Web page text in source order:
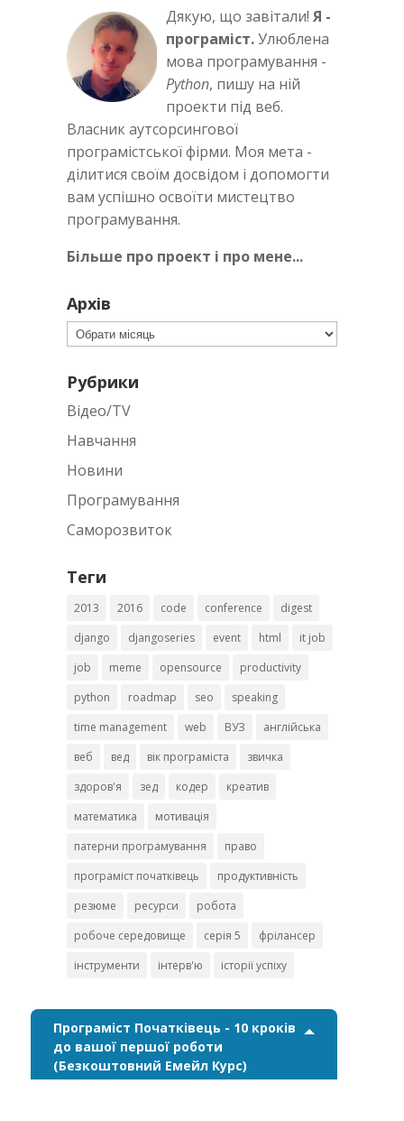
Дякую, що завітали! Я -
програміст.Улюблена
мова програмування -
Python, пишу на ній
проекти під веб.
Власник аутсорсингової
програмістської фірми. Моя мета -
ділитися своїм досвідом і допомогти
вам успішно освоїти мистецтво
програмування.
Більше про проект і про мене...
Архів
Архів
Рубрики
Відео/TV
Навчання
Новини
Програмування
Саморозвиток
Теги
2013 2016 code conference
digest
django
djangoseries event html
it job
job
meme opensource
productivity
python
roadmap seo
speaking
time management
web ВУЗ
англійська
веб
вед вік програміста
звичка
здоров'я
зед кодер
креатив
математика
мотивація
патерни програмування
право
програміст початківець
продуктивність
резюме
ресурси
робота
робоче середовище
серія 5
фрілансер
інструменти
інтерв'ю історії успіху
Програміст Початківець - 10 кроків
до вашої першої роботи
(Безкоштовний Емейл Курс)